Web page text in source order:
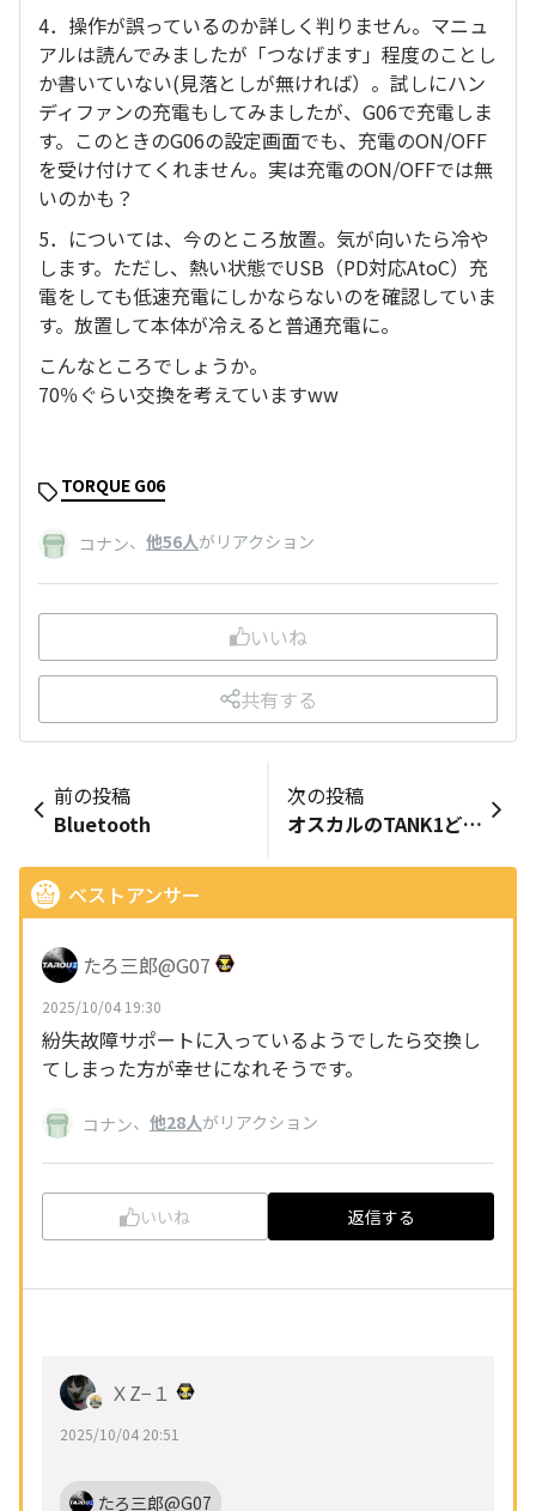
4．操作が誤っているのか詳しく判りません。マニュ
アルは読んでみましたが「つなげます」程度のことし
か書いていない(見落としが無ければ）。試しにハン
ディファンの充電もしてみましたが、G06で充電しま
す。このときのG06の設定画面でも、充電のON/OFF
を受け付けてくれません。実は充電のON/OFFでは無
いのかも？
5．については、今のところ放置。気が向いたら冷や
します。ただし、熱い状態でUSB（PD対応AtoC）充
電をしても低速充電にしかならないのを確認していま
す。放置して本体が冷えると普通充電に。
こんなところでしょうか。
70％ぐらい交換を考えていますww
TORQUE G06
コナン、 他56人がリアクション
いいね
共有する
前の投稿
Bluetooth
次の投稿
オスカルのTANK1どうでしょう？
ベストアンサー
たろ三郎@G07
2025/10/04 19:30
紛失故障サポートに入っているようでしたら交換し
てしまった方が幸せになれそうです。
コナン、 他28人がリアクション
いいね 返信する
ＸZ−１
2025/10/04 20:51
たろ三郎@G07